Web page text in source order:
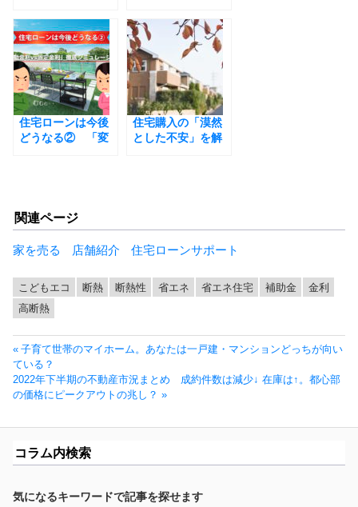
省エネ・創エネ
すまい支援」がス
タートします
住宅ローンは今後
どうなる② 「変
住宅購入の「漠然
とした不安」を解
関連ページ
家を売る 店舗紹介 住宅ローンサポート
こどもエコ 断熱 断熱性 省エネ 省エネ住宅 補助金
金利
高断熱
投
稿
ナ
ビ
ー
ョ
前
の
投
稿:
子育て世帯のマイホーム。あなたは一戸建・マンションどっちが向い
ている？
次
の
稿:
2022年下半期の不動産市況まとめ 成約件数は減少↓ 在庫は↑。都心部
の価格にピークアウトの兆し？
コラム内検索
気になるキーワードで記事を探せます